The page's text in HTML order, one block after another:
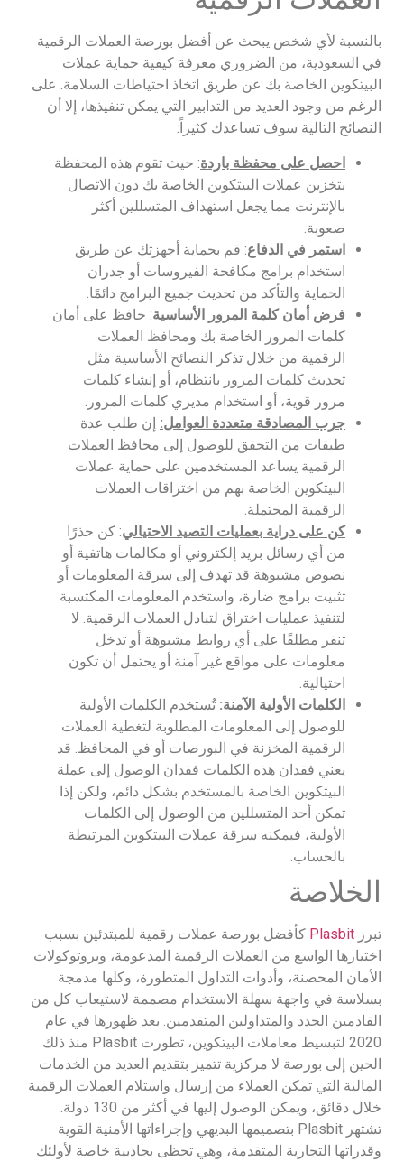
بالنسبة لأي شخص يبحث عن أفضل بورصة العملات الرقمية
في السعودية، من الضروري معرفة كيفية حماية عملات
البيتكوين الخاصة بك عن طريق اتخاذ احتياطات السلامة. على
الرغم من وجود العديد من التدابير التي يمكن تنفيذها، إلا أن
النصائح التالية سوف تساعدك كثيراً:
احصل على محفظة باردة: حيث تقوم هذه المحفظة
بتخزين عملات البيتكوين الخاصة بك دون الاتصال
بالإنترنت مما يجعل استهداف المتسللين أكثر
صعوبة.
استمر في الدفاع: قم بحماية أجهزتك عن طريق
استخدام برامج مكافحة الفيروسات أو جدران
الحماية والتأكد من تحديث جميع البرامج دائمًا.
فرض أمان كلمة المرور الأساسية: حافظ على أمان
كلمات المرور الخاصة بك ومحافظ العملات
الرقمية من خلال تذكر النصائح الأساسية مثل
تحديث كلمات المرور بانتظام، أو إنشاء كلمات
مرور قوية، أو استخدام مديري كلمات المرور.
جرب المصادقة متعددة العوامل: إن طلب عدة
طبقات من التحقق للوصول إلى محافظ العملات
الرقمية يساعد المستخدمين على حماية عملات
البيتكوين الخاصة بهم من اختراقات العملات
الرقمية المحتملة.
كن على دراية بعمليات التصيد الاحتيالي: كن حذرًا
من أي رسائل بريد إلكتروني أو مكالمات هاتفية أو
نصوص مشبوهة قد تهدف إلى سرقة المعلومات أو
تثبيت برامج ضارة، واستخدم المعلومات المكتسبة
لتنفيذ عمليات اختراق لتبادل العملات الرقمية. لا
تنقر مطلقًا على أي روابط مشبوهة أو تدخل
معلومات على مواقع غير آمنة أو يحتمل أن تكون
احتيالية.
الكلمات الأولية الآمنة: تُستخدم الكلمات الأولية
للوصول إلى المعلومات المطلوبة لتغطية العملات
الرقمية المخزنة في البورصات أو في المحافظ. قد
يعني فقدان هذه الكلمات فقدان الوصول إلى عملة
البيتكوين الخاصة بالمستخدم بشكل دائم، ولكن إذا
تمكن أحد المتسللين من الوصول إلى الكلمات
الأولية، فيمكنه سرقة عملات البيتكوين المرتبطة
بالحساب.
الخلاصة
تبرز Plasbit كأفضل بورصة عملات رقمية للمبتدئين بسبب
اختيارها الواسع من العملات الرقمية المدعومة، وبروتوكولات
الأمان المحصنة، وأدوات التداول المتطورة، وكلها مدمجة
بسلاسة في واجهة سهلة الاستخدام مصممة لاستيعاب كل من
القادمين الجدد والمتداولين المتقدمين. بعد ظهورها في عام
2020 لتبسيط معاملات البيتكوين، تطورت Plasbit منذ ذلك
الحين إلى بورصة لا مركزية تتميز بتقديم العديد من الخدمات
المالية التي تمكن العملاء من إرسال واستلام العملات الرقمية
خلال دقائق، ويمكن الوصول إليها في أكثر من 130 دولة.
تشتهر Plasbit بتصميمها البديهي وإجراءاتها الأمنية القوية
وقدراتها التجارية المتقدمة، وهي تحظى بجاذبية خاصة لأولئك